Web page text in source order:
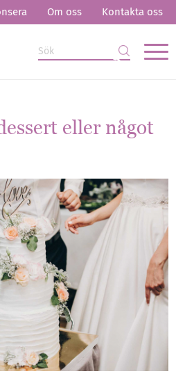
Om oss Kontakta oss
eller något